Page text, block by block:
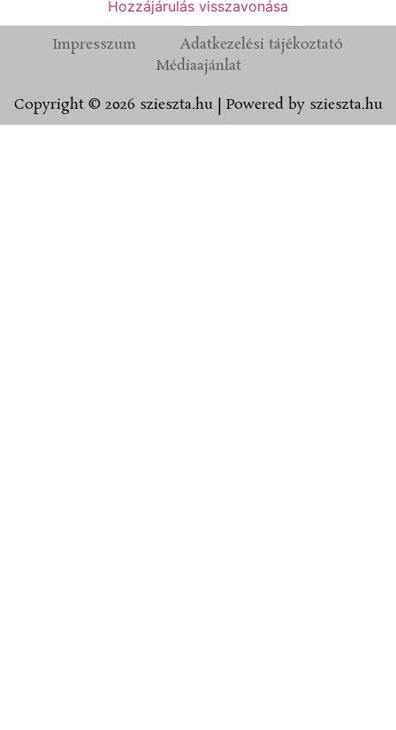
Hozzájárulás visszavonása
Impresszum
Adatkezelési tájékoztató
Médiaajánlat
Copyright © 2026 szieszta.hu | Powered by szieszta.hu